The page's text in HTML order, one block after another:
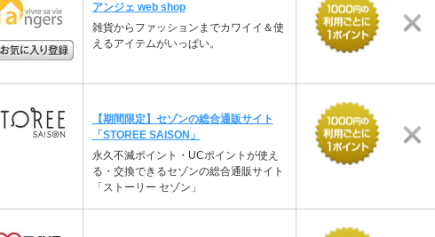
アンジェ web shop
雑貨からファッションまでカワイイ＆使
えるアイテムがいっぱい。
【期間限定】セゾンの総合通販サイト
「STOREE SAISON」
永久不滅ポイント・UCポイントが使え
る・交換できるセゾンの総合通販サイト
「ストーリー セゾン」